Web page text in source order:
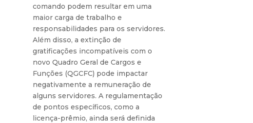
comando podem resultar em uma
maior carga de trabalho e
responsabilidades para os servidores.
Além disso, a extinção de
gratificações incompatíveis com o
novo Quadro Geral de Cargos e
Funções (QGCFC) pode impactar
negativamente a remuneração de
alguns servidores. A regulamentação
de pontos específicos, como a
licença-prêmio, ainda será definida